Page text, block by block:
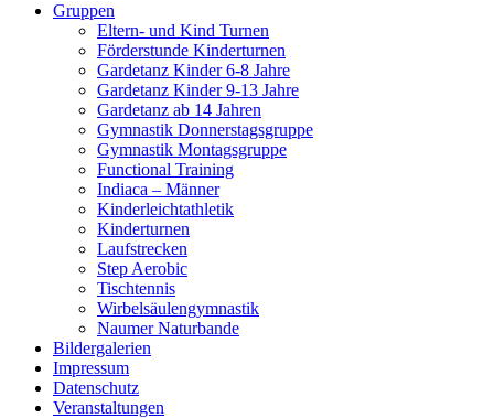
Gruppen
Eltern- und Kind Turnen
Förderstunde Kinderturnen
Gardetanz Kinder 6-8 Jahre
Gardetanz Kinder 9-13 Jahre
Gardetanz ab 14 Jahren
Gymnastik Donnerstagsgruppe
Gymnastik Montagsgruppe
Functional Training
Indiaca – Männer
Kinderleichtathletik
Kinderturnen
Laufstrecken
Step Aerobic
Tischtennis
Wirbelsäulengymnastik
Naumer Naturbande
Bildergalerien
Impressum
Datenschutz
Veranstaltungen